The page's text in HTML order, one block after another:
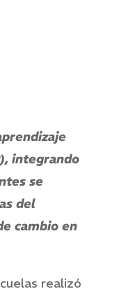
integrando
se
del
cambio en
realizó